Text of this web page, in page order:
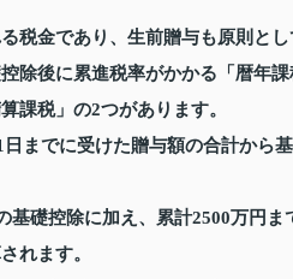
税金であり、生前贈与も原則とし
除後に累進税率がかかる「暦年
課税」の2つがあります。
までに受けた贈与額の合計から
基礎控除に加え、累計2500万円
れます。